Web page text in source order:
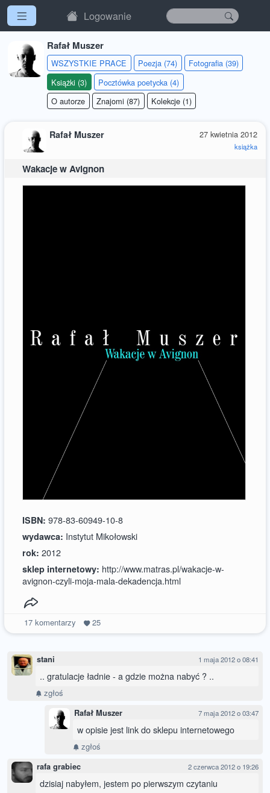
Logowanie
Rafał Muszer
WSZYSTKIE PRACE Poezja (74)
Fotografia (39)
Książki (3)
Pocztówka poetycka (4)
O autorze
Znajomi (87) Kolekcje (1)
27 kwietnia 2012
książka
Rafał Muszer
Wakacje w Avignon
ISBN: 978-83-60949-10-8
wydawca: Instytut Mikołowski
rok: 2012
sklep internetowy: http://www.matras.pl/wakacje-w-
avignon-czyli-moja-mala-dekadencja.html
17komentarzy 25
stani 1 maja 2012 o 08:41
.. gratulacje ładnie - a gdzie można nabyć ? ..
zgłoś
Rafał Muszer 7 maja 2012 o 03:47
w opisie jest link do sklepu internetowego
zgłoś
rafa grabiec 2 czerwca 2012 o 19:26
dzisiaj nabyłem, jestem po pierwszym czytaniu